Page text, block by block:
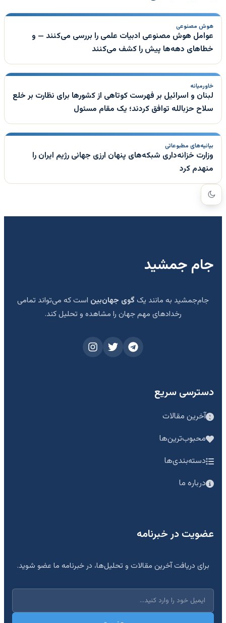
هوش مصنوعی
عوامل هوش مصنوعی ادبیات علمی را بررسی می‌کنند — و
خطاهای دهه‌ها پیش را کشف می‌کنند
خاورمیانه
لبنان و اسرائیل بر فهرست کوتاهی از کشورها برای نظارت بر خلع
سلاح حزبالله توافق کردند؛ یک مقام مسئول
بیانیه‌های مطبوعاتی
وزارت خزانه‌داری شبکه‌های پنهان ارزی جهانی رژیم ایران را
منهدم کرد
جام جمشید
جام‌جمشید به مانند یک گوی جهان‌بین است که می‌تواند تمامی
رخدادهای مهم جهان را مشاهده و تحلیل کند.
دسترسی سریع
آخرین مقالات
محبوب‌ترین‌ها
دسته‌بندی‌ها
درباره ما
عضویت در خبرنامه
برای دریافت آخرین مقالات و تحلیل‌ها، در خبرنامه ما عضو شوید.